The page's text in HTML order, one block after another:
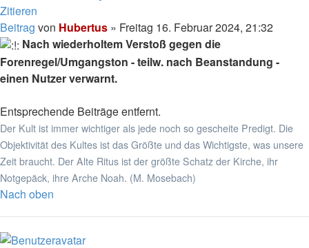
Zitieren
Beitrag von Hubertus » Freitag 16. Februar 2024, 21:32
Nach wiederholtem Verstoß gegen die
Forenregel/Umgangston - teilw. nach Beanstandung -
einen Nutzer verwarnt.
Entsprechende Beiträge entfernt.
Der Kult ist immer wichtiger als jede noch so gescheite Predigt. Die
Objektivität des Kultes ist das Größte und das Wichtigste, was unsere
Zeit braucht. Der Alte Ritus ist der größte Schatz der Kirche, ihr
Notgepäck, ihre Arche Noah. (M. Mosebach)
Nach oben